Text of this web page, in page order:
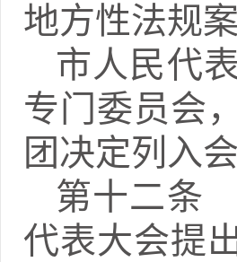
地方性法规
市人民代
专门委员会
团决定列入
第十二条
代表大会提